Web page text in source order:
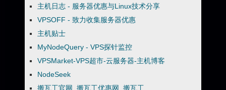
主机日志 - 服务器优惠与Linux技术分享
VPSOFF - 致力收集服务器优惠
主机贴士
MyNodeQuery - VPS探针监控
VPSMarket-VPS超市-云服务器-主机博客
NodeSeek
搬瓦工官网_搬瓦工优惠网_搬瓦工